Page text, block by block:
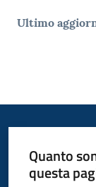
Ultimo
Quanto
questa